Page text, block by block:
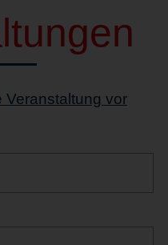
Veranstaltung vor